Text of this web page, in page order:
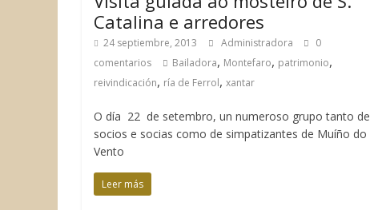
Catalina e arredores
24 septiembre, 2013 Administradora
0
comentarios
Bailadora, Montefaro, patrimonio,
reivindicación, ría de Ferrol, xantar
O día 22 de setembro, un numeroso grupo tanto de
socios e socias como de simpatizantes de Muíño do
Vento
Leer más